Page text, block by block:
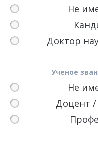
Не
Доктор
Ученое
Не
Доцент /